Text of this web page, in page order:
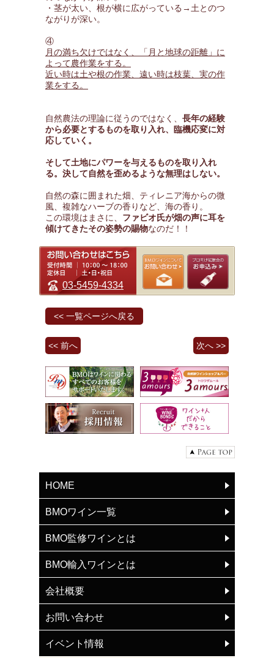
・茎が太い、根が横に広がっている→土とのつ
ながりが深い。
④
月の満ち欠けではなく、「月と地球の距離」に
よって農作業をする。
近い時は土や根の作業、遠い時は枝葉、実の作
業をする。
自然農法の理論に従うのではなく、 長年の経験
から必要とするものを取り入れ、臨機応変に対
応していく。
そして土地にパワーを与えるものを取り入れ
る。決して自然を歪めるような無理はしない。
自然の森に囲まれた畑、ティレニア海からの微
風、複雑なハーブの香りなど、海の香り。
この環境はまさに、 ファビオ氏が畑の声に耳を
傾けてきたその姿勢の賜物なのだ！！
03-5459-4334
<< 一覧ページへ戻る
<< 前へ 次へ >>
HOME
BMOワイン一覧
BMO監修ワインとは
BMO輸入ワインとは
会社概要
お問い合わせ
イベント情報